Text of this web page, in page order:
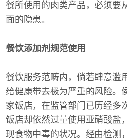
餐所使用的肉类产品，必须要
面的隐患。
餐饮添加剂规范使用
餐饮服务范畴内，倘若肆意滥
给健康带去极为严重的风险。
家饭店，在监管部门已历经多
饭店却依然过量使用亚硝酸盐
现食物中毒的状况。经由检测